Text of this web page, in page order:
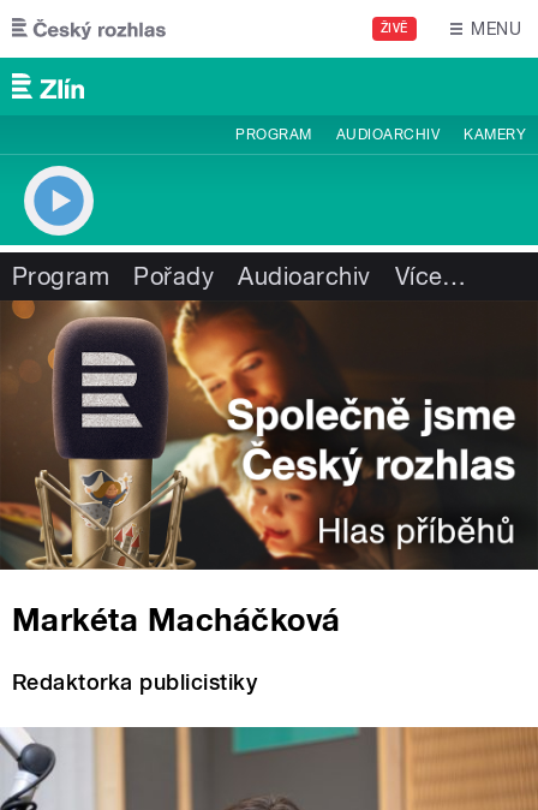
Přejít k hlavnímu obsahu
ŽIVĚ MENU
PROGRAM AUDIOARCHIV KAMERY
Program Pořady Audioarchiv Více…
Markéta Macháčková
Redaktorka publicistiky